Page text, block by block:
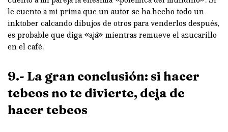
le cuento a mi prima que un autor se ha hecho todo un
inktober calcando dibujos de otros para venderlos después,
es probable que diga «ajá» mientras remueve el azucarillo
en el café.
9.- La gran conclusión: si hacer
tebeos no te divierte, deja de
hacer tebeos